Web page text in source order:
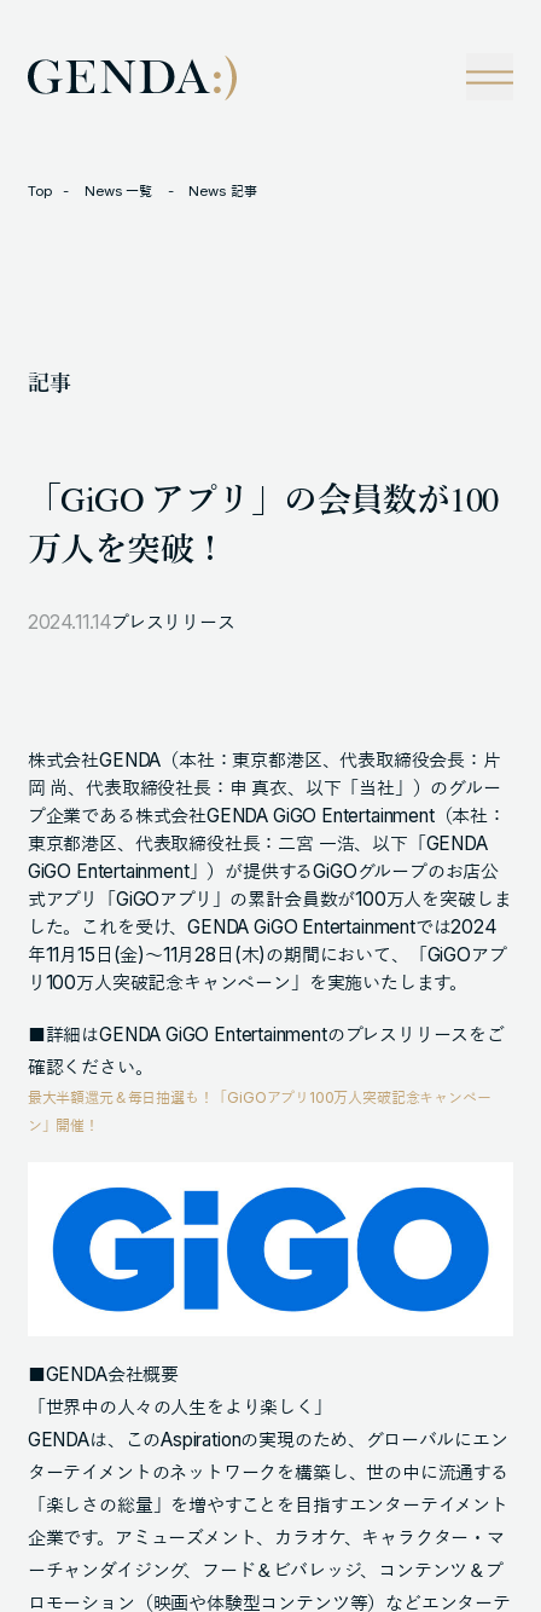
経営理念
インタビュー
トラックレコード
LOCATION
東京都港区東新橋1-9-1 東京汐留ビルディング6階
NOTE (GENDA_JP)
X (@GENDA_JP)
人材に対する考え方
プライバシーポリシー
反社会勢力に対する基本方針
Copyright © GENDA Inc. All Rights Reserved.
Top News 一覧 News 記事
記事
「GiGO アプリ」の会員数が100
万人を突破！
2024.11.14プレスリリース
株式会社GENDA（本社：東京都港区、代表取締役会長：片
岡 尚、代表取締役社長：申 真衣、以下「当社」）のグルー
プ企業である株式会社GENDA GiGO Entertainment（本社：
東京都港区、代表取締役社長：二宮 一浩、以下「GENDA
GiGO Entertainment」）が提供するGiGOグループのお店公
式アプリ「GiGOアプリ」の累計会員数が100万人を突破しま
した。これを受け、GENDA GiGO Entertainmentでは2024
年11月15日(金)～11月28日(木)の期間において、「GiGOアプ
リ100万人突破記念キャンペーン」を実施いたします。
■詳細はGENDA GiGO Entertainmentのプレスリリースをご
確認ください。
最大半額還元＆毎日抽選も！「GiGOアプリ100万人突破記念キャンペー
ン」開催！
■GENDA会社概要
「世界中の人々の人生をより楽しく」
GENDAは、このAspirationの実現のため、グローバルにエン
ターテイメントのネットワークを構築し、世の中に流通する
「楽しさの総量」を増やすことを目指すエンターテイメント
企業です。アミューズメント、カラオケ、キャラクター・マ
ーチャンダイジング、フード＆ビバレッジ、コンテンツ＆プ
ロモーション（映画や体験型コンテンツ等）などエンターテ